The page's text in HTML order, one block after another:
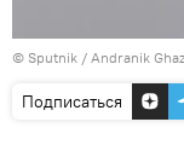
© Sputnik / Andranik
Подписаться